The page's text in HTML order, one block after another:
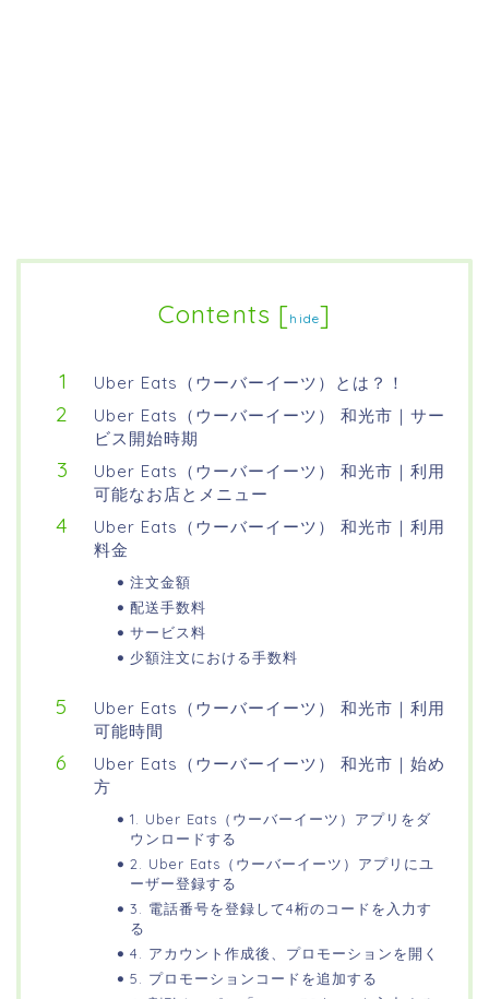
Contents [hide]
Uber Eats（ウーバーイーツ）とは？！
Uber Eats（ウーバーイーツ） 和光市｜サー
ビス開始時期
Uber Eats（ウーバーイーツ） 和光市｜利用
可能なお店とメニュー
Uber Eats（ウーバーイーツ） 和光市｜利用
料金
注文金額
配送手数料
サービス料
少額注文における手数料
Uber Eats（ウーバーイーツ） 和光市｜利用
可能時間
Uber Eats（ウーバーイーツ） 和光市｜始め
方
1. Uber Eats（ウーバーイーツ）アプリをダ
ウンロードする
2. Uber Eats（ウーバーイーツ）アプリにユ
ーザー登録する
3. 電話番号を登録して4桁のコードを入力す
る
4. アカウント作成後、プロモーションを開く
5. プロモーションコードを追加する